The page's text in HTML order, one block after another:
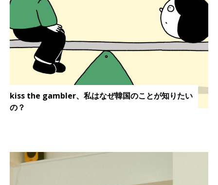
kiss the gambler、私はなぜ韓国のことが知りたい
の？